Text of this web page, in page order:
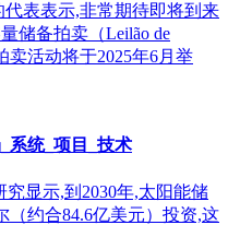
表表示,非常期待即将到来
储备拍卖（Leilão de
卖活动将于2025年6月举
系统_项目_技术
显示,到2030年,太阳能储
（约合84.6亿美元）投资,这